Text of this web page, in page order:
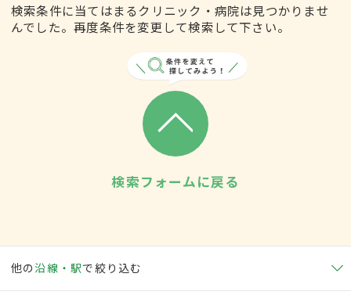
検索条件に当てはまるクリニック・病院は見つかりませ
んでした。再度条件を変更して検索して下さい。
検索フォームに戻る
他の沿線・駅で絞り込む